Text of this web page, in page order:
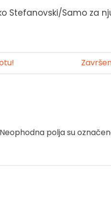
Stefanovski/Samo za
Neophodna polja su